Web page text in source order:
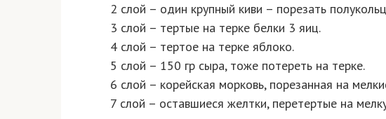
2 слой – один крупный киви – порезать
3 слой – тертые на терке белки 3 яиц.
4 слой – тертое на терке яблоко.
5 слой – 150 гр сыра, тоже потереть на терке.
6 слой – корейская морковь, порезанная на
7 слой – оставшиеся желтки, перетертые на